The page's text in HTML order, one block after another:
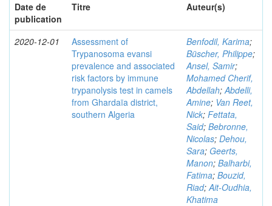
Date de
publication
Titre Auteur(s)
2020-12-01
Assessment of
Trypanosoma evansi
prevalence and associated
risk factors by immune
trypanolysis test in camels
from Ghardaïa district,
southern Algeria
Benfodil, Karima;
Büscher, Philippe;
Ansel, Samir;
Mohamed Cherif,
Abdellah;Abdelli,
Amine; Van Reet,
Nick; Fettata,
Said; Bebronne,
Nicolas; Dehou,
Sara; Geerts,
Manon; Balharbi,
Fatima; Bouzid,
Riad;Ait-Oudhia,
Khatima